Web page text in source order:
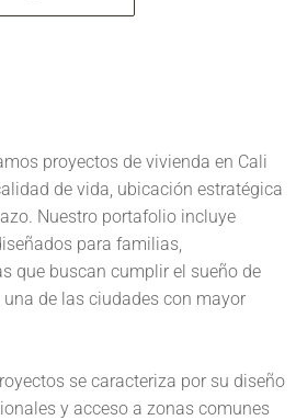
proyectos de vivienda en Cali
de vida, ubicación estratégica
Nuestro portafolio incluye
para familias,
que buscan cumplir el sueño de
de las ciudades con mayor
se caracteriza por su diseño
y acceso a zonas comunes